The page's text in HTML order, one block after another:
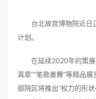
台北故宫博物院近日
计划。
在延续2020年的策展
真章”“笔歌墨舞”等精品
部院区将推出“权力的形